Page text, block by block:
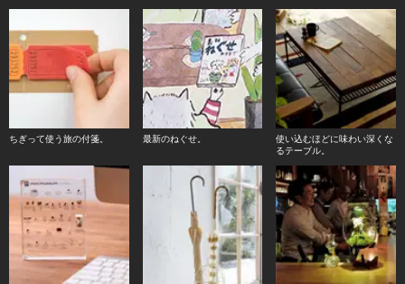
ちぎって使う旅の付箋。 最新のねぐせ。
使い込むほどに味わい深くな
るテーブル。